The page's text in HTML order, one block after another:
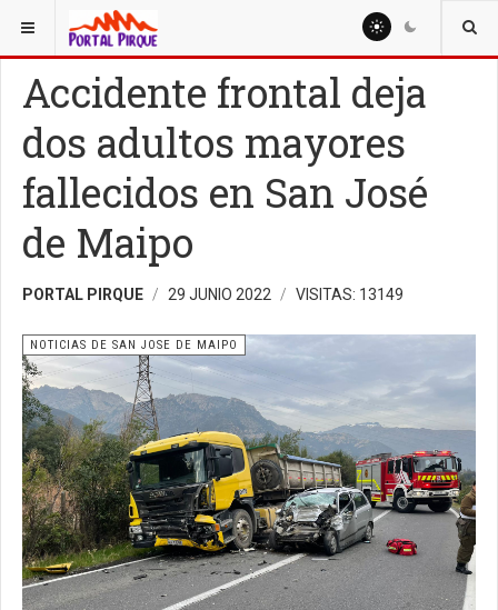
ESTÁ AQUÍ: NOTICIAS NOTICIAS DE SAN JOSE DE MAIPO
Accidente frontal deja
dos adultos mayores
fallecidos en San José
de Maipo
PORTAL PIRQUE 29 JUNIO 2022 VISITAS: 13149
NOTICIAS DE SAN JOSE DE MAIPO